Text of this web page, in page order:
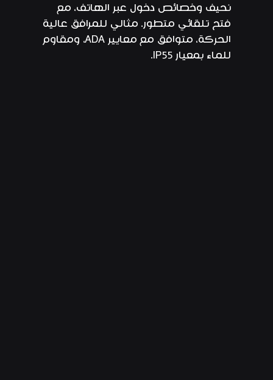
نحيف وخصائص دخول عبر الهاتف، مع
فتح تلقائي متطور. مثالي للمرافق عالية
الحركة، متوافق مع معايير ADA، ومقاوم
للماء بمعيار IP55.